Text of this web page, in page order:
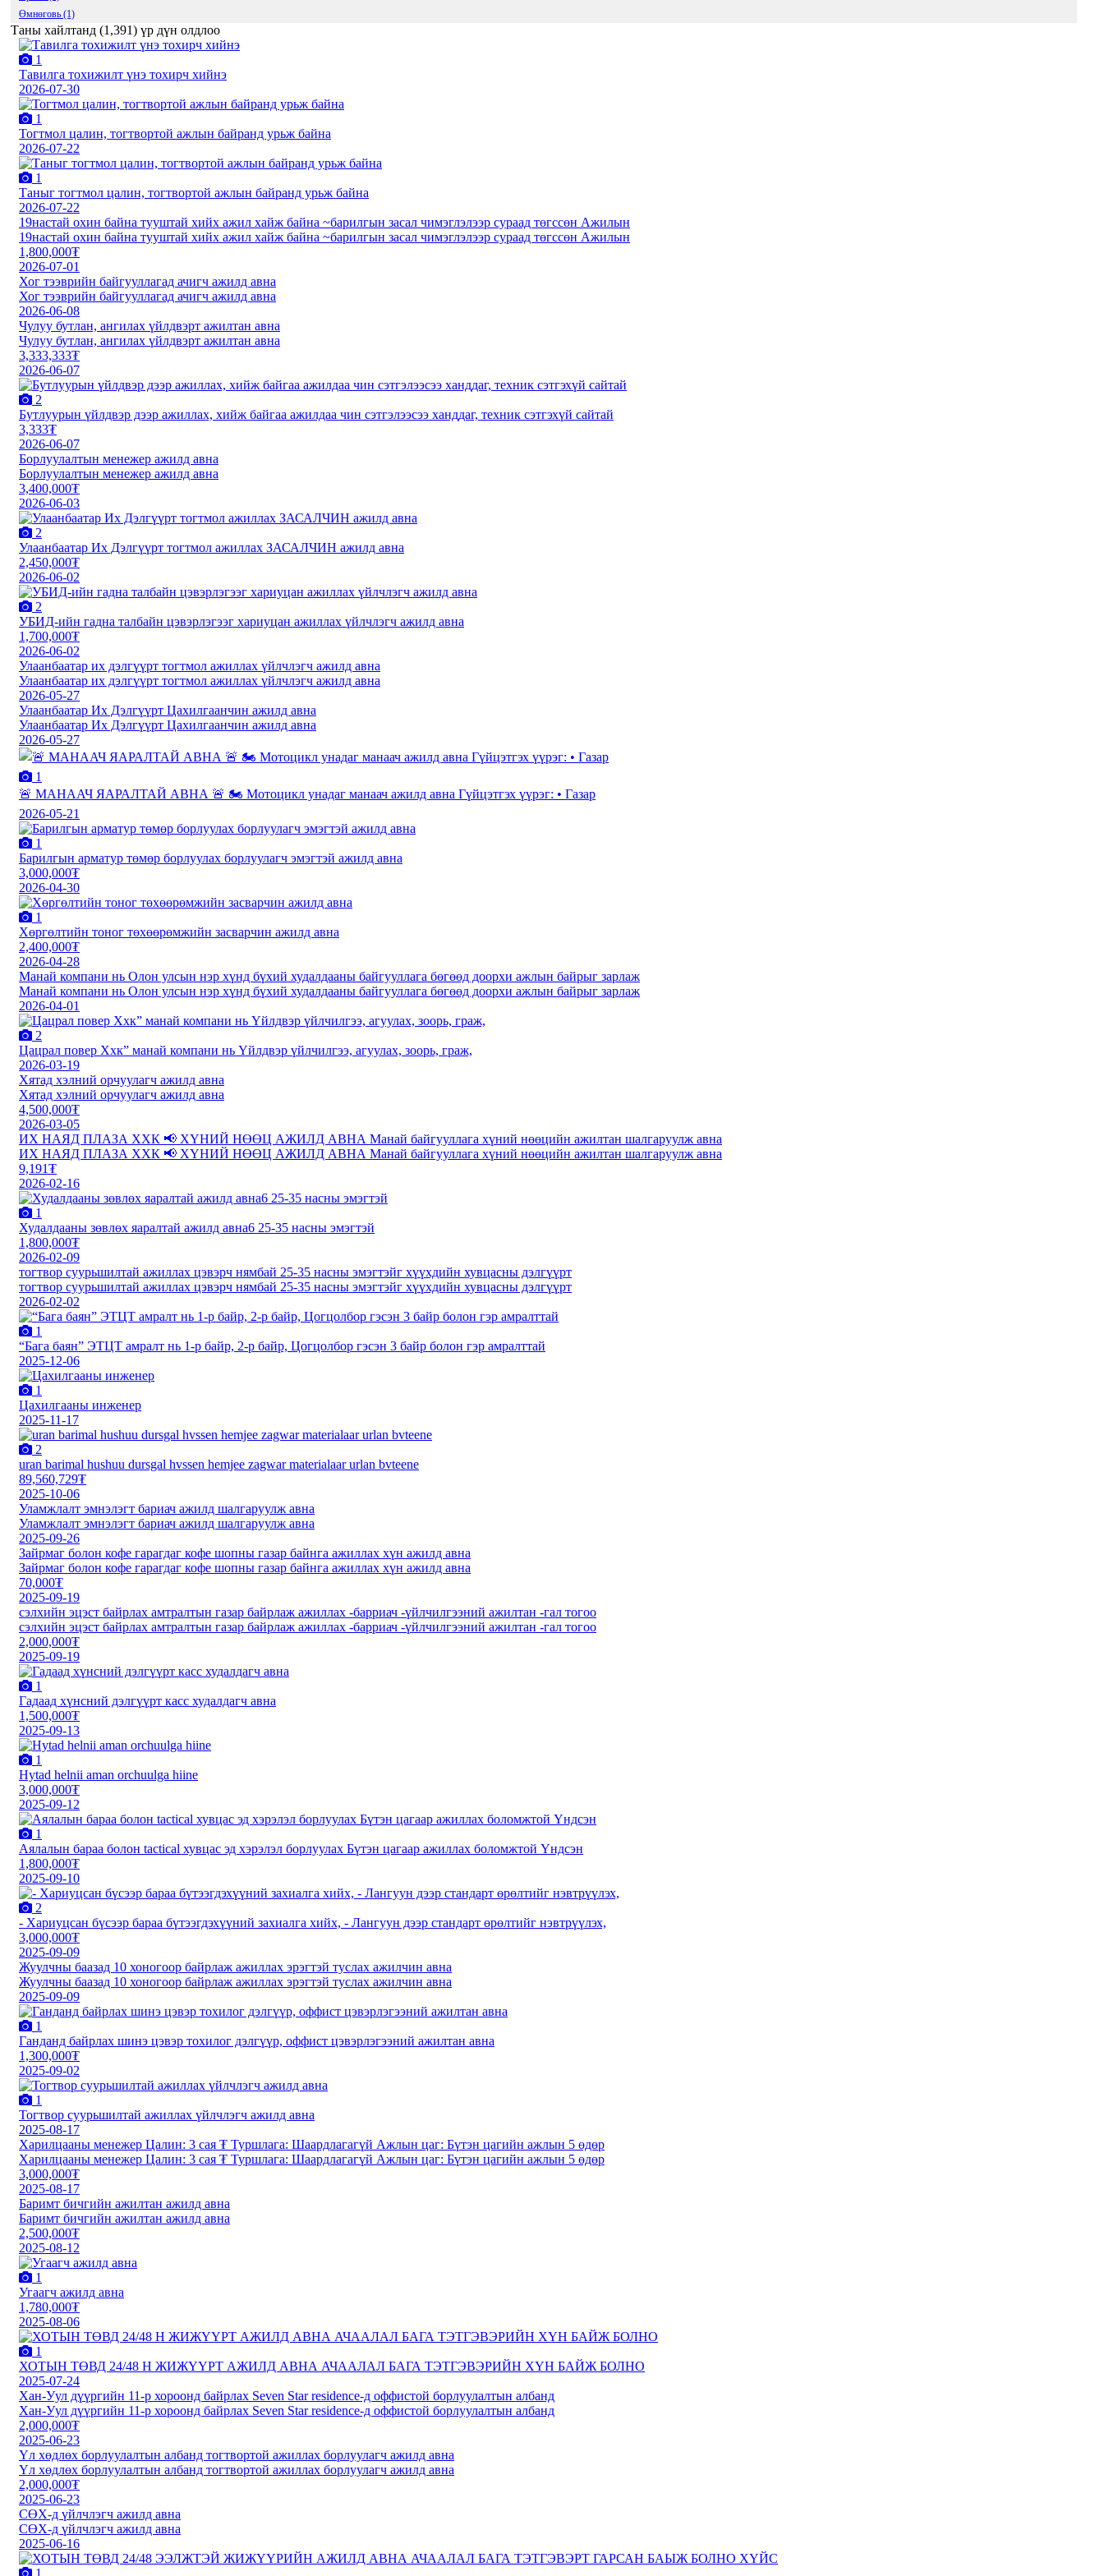
Өмнөговь (1)
Таны хайлтанд (1,391) үр дүн олдлоо
1
Тавилга тохижилт үнэ тохирч хийнэ
2026-07-30
1
Тогтмол цалин, тогтвортой ажлын байранд урьж байна
2026-07-22
1
Таныг тогтмол цалин, тогтвортой ажлын байранд урьж байна
2026-07-22
19настай охин байна тууштай хийх ажил хайж байна ~барилгын засал чимэглэлээр сураад төгссөн Ажилын
19настай охин байна тууштай хийх ажил хайж байна ~барилгын засал чимэглэлээр сураад төгссөн Ажилын
1,800,000₮
2026-07-01
Хог тээврийн байгууллагад ачигч ажилд авна
Хог тээврийн байгууллагад ачигч ажилд авна
2026-06-08
Чулуу бутлан, ангилах үйлдвэрт ажилтан авна
Чулуу бутлан, ангилах үйлдвэрт ажилтан авна
3,333,333₮
2026-06-07
2
Бутлуурын үйлдвэр дээр ажиллах, хийж байгаа ажилдаа чин сэтгэлээсээ ханддаг, техник сэтгэхүй сайтай
3,333₮
2026-06-07
Борлуулалтын менежер ажилд авна
Борлуулалтын менежер ажилд авна
3,400,000₮
2026-06-03
2
Улаанбаатар Их Дэлгүүрт тогтмол ажиллах ЗАСАЛЧИН ажилд авна
2,450,000₮
2026-06-02
2
УБИД-ийн гадна талбайн цэвэрлэгээг хариуцан ажиллах үйлчлэгч ажилд авна
1,700,000₮
2026-06-02
Улаанбаатар их дэлгүүрт тогтмол ажиллах үйлчлэгч ажилд авна
Улаанбаатар их дэлгүүрт тогтмол ажиллах үйлчлэгч ажилд авна
2026-05-27
Улаанбаатар Их Дэлгүүрт Цахилгаанчин ажилд авна
Улаанбаатар Их Дэлгүүрт Цахилгаанчин ажилд авна
2026-05-27
1
🚨 МАНААЧ ЯАРАЛТАЙ АВНА 🚨 🏍️ Мотоцикл унадаг манаач ажилд авна Гүйцэтгэх үүрэг: • Газар
2026-05-21
1
Барилгын арматур төмөр борлуулах борлуулагч эмэгтэй ажилд авна
3,000,000₮
2026-04-30
1
Хөргөлтийн тоног төхөөрөмжийн засварчин ажилд авна
2,400,000₮
2026-04-28
Манай компани нь Олон улсын нэр хүнд бүхий худалдааны байгууллага бөгөөд доорхи ажлын байрыг зарлаж
Манай компани нь Олон улсын нэр хүнд бүхий худалдааны байгууллага бөгөөд доорхи ажлын байрыг зарлаж
2026-04-01
2
Цацрал повер Ххк” манай компани нь Үйлдвэр үйлчилгээ, агуулах, зоорь, граж,
2026-03-19
Хятад хэлний орчуулагч ажилд авна
Хятад хэлний орчуулагч ажилд авна
4,500,000₮
2026-03-05
ИХ НАЯД ПЛАЗА ХХК 📢 ХҮНИЙ НӨӨЦ АЖИЛД АВНА Манай байгууллага хүний нөөцийн ажилтан шалгаруулж авна
ИХ НАЯД ПЛАЗА ХХК 📢 ХҮНИЙ НӨӨЦ АЖИЛД АВНА Манай байгууллага хүний нөөцийн ажилтан шалгаруулж авна
9,191₮
2026-02-16
1
Худалдааны зөвлөх яаралтай ажилд авна6 25-35 насны эмэгтэй
1,800,000₮
2026-02-09
тогтвор суурьшилтай ажиллах цэвэрч нямбай 25-35 насны эмэгтэйг хүүхдийн хувцасны дэлгүүрт
тогтвор суурьшилтай ажиллах цэвэрч нямбай 25-35 насны эмэгтэйг хүүхдийн хувцасны дэлгүүрт
2026-02-02
1
“Бага баян” ЭТЦТ амралт нь 1-р байр, 2-р байр, Цогцолбор гэсэн 3 байр болон гэр амралттай
2025-12-06
1
Цахилгааны инженер
2025-11-17
2
uran barimal hushuu dursgal hvssen hemjee zagwar materialaar urlan bvteene
89,560,729₮
2025-10-06
Уламжлалт эмнэлэгт бариач ажилд шалгаруулж авна
Уламжлалт эмнэлэгт бариач ажилд шалгаруулж авна
2025-09-26
Зайрмаг болон кофе гарагдаг кофе шопны газар байнга ажиллах хүн ажилд авна
Зайрмаг болон кофе гарагдаг кофе шопны газар байнга ажиллах хүн ажилд авна
70,000₮
2025-09-19
сэлхийн эцэст байрлах амтралтын газар байрлаж ажиллах -барриач -үйлчилгээний ажилтан -гал тогоо
сэлхийн эцэст байрлах амтралтын газар байрлаж ажиллах -барриач -үйлчилгээний ажилтан -гал тогоо
2,000,000₮
2025-09-19
1
Гадаад хүнсний дэлгүүрт касс худалдагч авна
1,500,000₮
2025-09-13
1
Hytad helnii aman orchuulga hiine
3,000,000₮
2025-09-12
1
Аялалын бараа болон tactical хувцас эд хэрэлэл борлуулах Бүтэн цагаар ажиллах боломжтой Үндсэн
1,800,000₮
2025-09-10
2
- Хариуцсан бүсээр бараа бүтээгдэхүүний захиалга хийх, - Лангуун дээр стандарт өрөлтийг нэвтрүүлэх,
3,000,000₮
2025-09-09
Жуулчны баазад 10 хоногоор байрлаж ажиллах эрэгтэй туслах ажилчин авна
Жуулчны баазад 10 хоногоор байрлаж ажиллах эрэгтэй туслах ажилчин авна
2025-09-09
1
Ганданд байрлах шинэ цэвэр тохилог дэлгүүр, оффист цэвэрлэгээний ажилтан авна
1,300,000₮
2025-09-02
1
Тогтвор суурьшилтай ажиллах үйлчлэгч ажилд авна
2025-08-17
Харилцааны менежер Цалин: 3 сая ₮ Туршлага: Шаардлагагүй Ажлын цаг: Бүтэн цагийн ажлын 5 өдөр
Харилцааны менежер Цалин: 3 сая ₮ Туршлага: Шаардлагагүй Ажлын цаг: Бүтэн цагийн ажлын 5 өдөр
3,000,000₮
2025-08-17
Баримт бичгийн ажилтан ажилд авна
Баримт бичгийн ажилтан ажилд авна
2,500,000₮
2025-08-12
1
Угаагч ажилд авна
1,780,000₮
2025-08-06
1
ХОТЫН ТӨВД 24/48 Н ЖИЖҮҮРТ АЖИЛД АВНА АЧААЛАЛ БАГА ТЭТГЭВЭРИЙН ХҮН БАЙЖ БОЛНО
2025-07-24
Хан-Уул дүүргийн 11-р хороонд байрлах Seven Star residence-д оффистой борлуулалтын албанд
Хан-Уул дүүргийн 11-р хороонд байрлах Seven Star residence-д оффистой борлуулалтын албанд
2,000,000₮
2025-06-23
Үл хөдлөх борлуулалтын албанд тогтвортой ажиллах борлуулагч ажилд авна
Үл хөдлөх борлуулалтын албанд тогтвортой ажиллах борлуулагч ажилд авна
2,000,000₮
2025-06-23
СӨХ-д үйлчлэгч ажилд авна
СӨХ-д үйлчлэгч ажилд авна
2025-06-16
1